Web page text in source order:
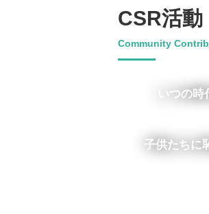
CSR活動
Community
いつの
子供たちに